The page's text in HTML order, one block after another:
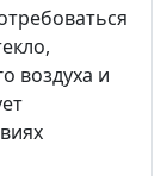
воздуха и